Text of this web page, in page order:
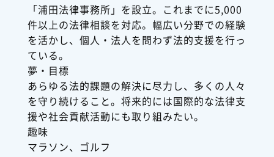
「浦田法律事務所」を設立。これまでに5,000
件以上の法律相談を対応。幅広い分野での経験
を活かし、個人・法人を問わず法的支援を行っ
ている。
夢・目標
あらゆる法的課題の解決に尽力し、多くの人々
を守り続けること。将来的には国際的な法律支
援や社会貢献活動にも取り組みたい。
趣味
マラソン、ゴルフ